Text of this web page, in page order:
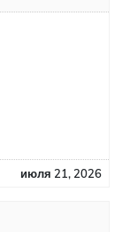
июля 21, 2026